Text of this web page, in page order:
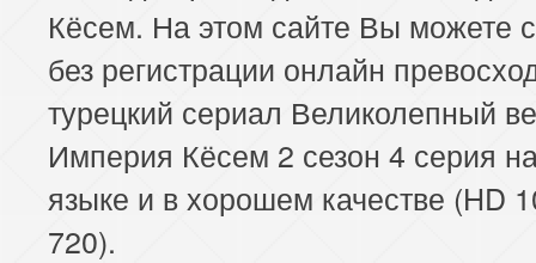
Кёсем. На этом сайте Вы можете
без регистрации онлайн
турецкий сериал Великолепный
Империя Кёсем 2 сезон 4 серия
языке и в хорошем качестве (HD
720).